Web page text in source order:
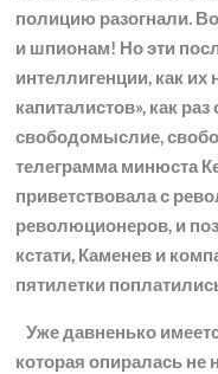
полицию разогнали.
и шпионам! Но эти
интеллигенции, как
капиталистов», как
свободомыслие,
телеграмма минюста
приветствовала с
революционеров, и
кстати, Каменев и
пятилетки
Уже давненько
которая опиралась не